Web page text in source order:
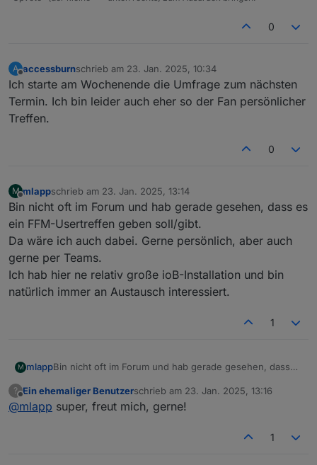
iobroker Usertreffen FFM
0
A
Offline
accessburnschrieb am 23. Jan. 2025, 10:34
zuletzt editiert von
Ich starte am Wochenende die Umfrage zum nächsten
Termin. Ich bin leider auch eher so der Fan persönlicher
Treffen.
0
M
Offline
mlappschrieb am 23. Jan. 2025, 13:14
zuletzt editiert von
Bin nicht oft im Forum und hab gerade gesehen, dass es
ein FFM-Usertreffen geben soll/gibt.
Da wäre ich auch dabei. Gerne persönlich, aber auch
gerne per Teams.
Ich hab hier ne relativ große ioB-Installation und bin
natürlich immer an Austausch interessiert.
1
M mlappBin nicht oft im Forum und hab gerade gesehen, dass
Da wäre ich auch dabei. Gerne persönlich, aber auch
gerne per Teams.
?
Offline
Ein ehemaliger Benutzerschrieb am 23. Jan. 2025, 13:16
zuletzt editiert von
@mlapp super, freut mich, gerne!
1